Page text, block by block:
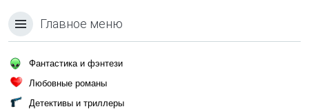
Главное меню
Фантастика и фэнтези
Любовные романы
Детективы и триллеры